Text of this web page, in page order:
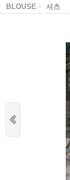
BLOUSE
셔츠